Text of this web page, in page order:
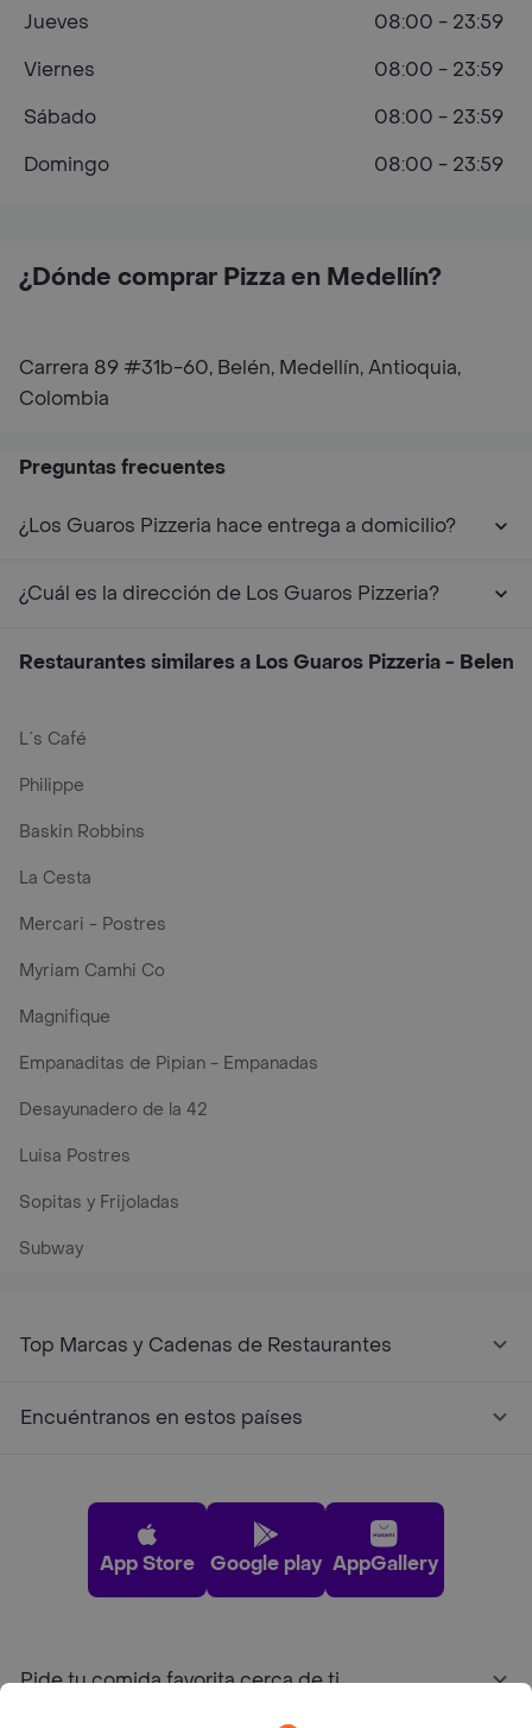
¿Dónde comprar Pizza en Medellín?
Carrera 89 #31b-60, Belén, Medellín, Antioquia,
Colombia
Jueves
08:00 - 23:59
Viernes
08:00 - 23:59
Sábado
08:00 - 23:59
Domingo
08:00 - 23:59
Preguntas frecuentes
¿Los Guaros Pizzeria hace entrega a domicilio?
¿Cuál es la dirección de Los Guaros Pizzeria?
Restaurantes similares a Los Guaros Pizzeria - Belen
L´s Café
Philippe
Baskin Robbins
La Cesta
Mercari - Postres
Myriam Camhi Co
Magnifique
Empanaditas de Pipian - Empanadas
Desayunadero de la 42
Luisa Postres
Sopitas y Frijoladas
Subway
Top Marcas y Cadenas de Restaurantes
Encuéntranos en estos países
App Store Google play AppGallery
Pide tu comida favorita cerca de ti